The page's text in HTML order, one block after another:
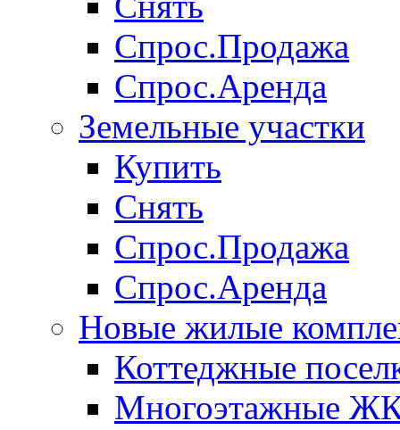
Спрос.Продажа
Спрос.Аренда
Земельные участки
Купить
Снять
Спрос.Продажа
Спрос.Аренда
Новые жилые
Коттеджные
Многоэтажные